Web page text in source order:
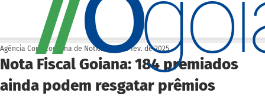
Nota Fiscal Goiana: 184 premiados
ainda podem resgatar prêmios
Agência Cora Coralina de Notícias 20 de fev. de 2025